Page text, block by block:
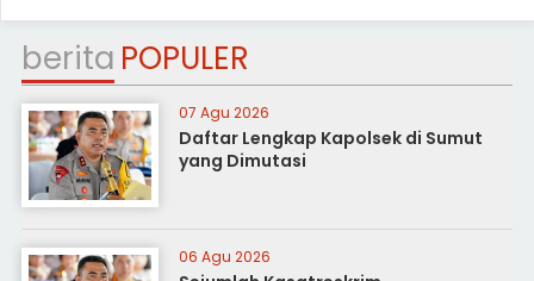
berita POPULER
07 Agu 2026
Daftar Lengkap Kapolsek di Sumut
yang Dimutasi
06 Agu 2026